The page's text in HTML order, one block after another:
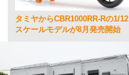
タミヤからCBR1000RR-Rの1/12
スケールモデルが8月発売開始